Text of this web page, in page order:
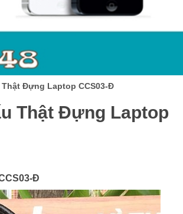
Thật Đựng Laptop CCS03-Đ
Thật Đựng Laptop
Đ